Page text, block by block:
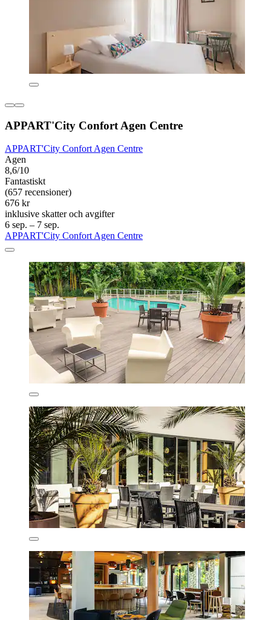
APPART'City Confort Agen Centre
APPART'City Confort Agen Centre
Agen
8,6/10
Fantastiskt
(657 recensioner)
676 kr
inklusive skatter och avgifter
6 sep. – 7 sep.
APPART'City Confort Agen Centre